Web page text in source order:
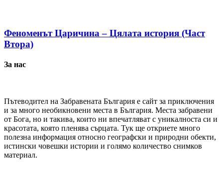
Феноменът Царичина – Цялата история (Част
Втора)
За нас
Пътеводител на Забравената България е сайт за приключения
и за много необикновени места в България. Места забравени
от Бога, но и такива, които ни впечатляват с уникалноста си и
красотата, която пленява сърцата. Тук ще откриете много
полезна информация относно географски и природни обекти,
истински човешки истории и голямо количество снимков
материал.